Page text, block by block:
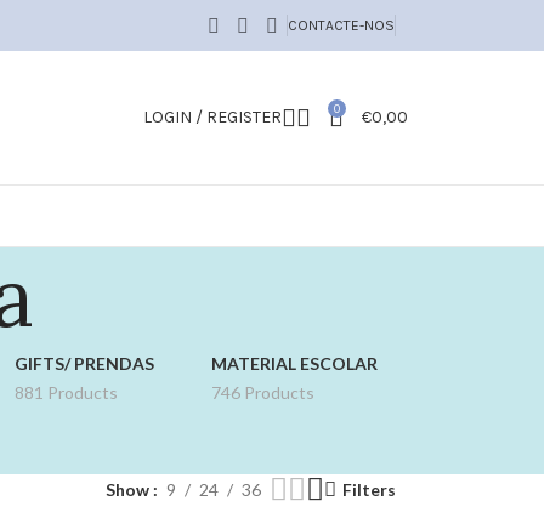
CONTACTE-NOS
LOGIN / REGISTER 0 €0,00
GIFTS/ PRENDAS
881 Products
MATERIAL ESCOLAR
746 Products
Show 9 24 36 Filters